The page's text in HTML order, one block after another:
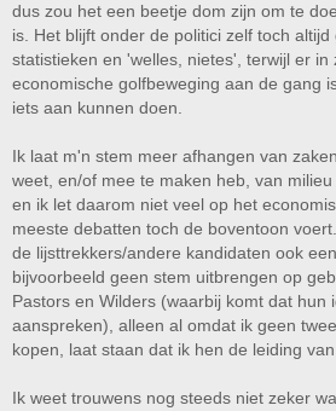
dus zou het een beetje dom zijn om te
is. Het blijft onder de politici zelf toch
statistieken en 'welles, nietes', terwijl er in
economische golfbeweging aan de gang
iets aan kunnen doen.
Ik laat m'n stem meer afhangen van
weet, en/of mee te maken heb, van
en ik let daarom niet veel op het
meeste debatten toch de boventoon
de lijsttrekkers/andere kandidaten ook
bijvoorbeeld geen stem uitbrengen op
Pastors en Wilders (waarbij komt dat hun
aanspreken), alleen al omdat ik geen
kopen, laat staan dat ik hen de leiding
Ik weet trouwens nog steeds niet zeker